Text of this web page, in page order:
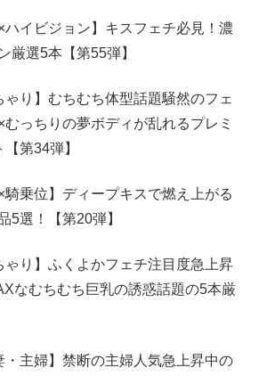
ハイビジョン】キスフェチ必見！濃
厳選5本【第55弾】
ゃり】むちむち体型話題騒然のフェ
っちりの夢ボディが乱れるプレミ
第34弾】
騎乗位】ディープキスで燃え上がる
5選！【第20弾】
ゃり】ふくよかフェチ注目度急上昇
なむちむち巨乳の誘惑話題の5本厳
・主婦】禁断の主婦人気急上昇中の